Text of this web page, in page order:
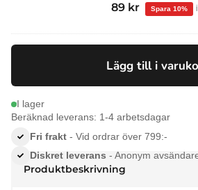
Det
priset
99 kr.
89 kr
Lägg till i
I lager
Beräknad leverans: 1-4 arbetsdagar
Fri frakt - Vid ordrar över 799:-
Diskret leverans - Anonym
Produktbeskrivning